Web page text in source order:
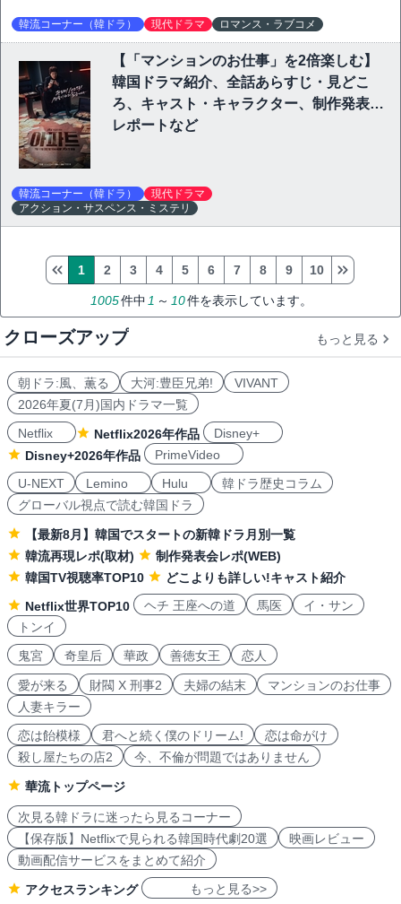
韓流コーナー（韓ドラ） 現代ドラマ ロマンス・ラブコメ
【「マンションのお仕事」を2倍楽しむ】
韓国ドラマ紹介、全話あらすじ・見どこ
ろ、キャスト・キャラクター、制作発表会
レポートなど
韓流コーナー（韓ドラ）
現代ドラマ
アクション・サスペンス・ミステリ
1005件中1 ～ 10件を表示しています。
1 2 3 4 5 6 7 8 9 10
クローズアップ もっと見る
朝ドラ:風、薫る 大河:豊臣兄弟!
VIVANT
2026年夏(7月)国内ドラマ一覧
Netflix
Netflix2026年作品
Disney+
Disney+2026年作品
PrimeVideo
U-NEXT
Lemino Hulu
韓ドラ歴史コラム
グローバル視点で読む韓国ドラ
【最新8月】韓国でスタートの新韓ドラ月別一覧
韓流再現レポ(取材)
制作発表会レポ(WEB)
韓国TV視聴率TOP10
どこよりも詳しい!キャスト紹介
Netflix世界TOP10
ヘチ 王座への道 馬医
イ・サン
トンイ
鬼宮
奇皇后 華政 善徳女王 恋人
愛が来る 財閥 X 刑事2 夫婦の結末
マンションのお仕事
人妻キラー
恋は飴模様
君へと続く僕のドリーム!
恋は命がけ
殺し屋たちの店2
今、不倫が問題ではありません
華流トップページ
次見る韓ドラに迷ったら見るコーナー
【保存版】Netflixで見られる韓国時代劇20選
映画レビュー
動画配信サービスをまとめて紹介
アクセスランキング もっと見る>>